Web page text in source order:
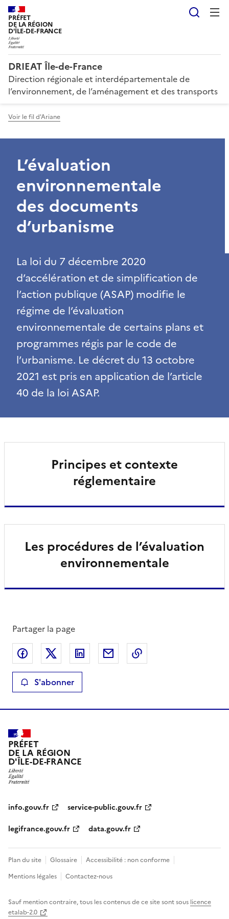
PRÉFET
DE LA RÉGION
D'ÎLE-DE-FRANCE
DRIEAT Île-de-France
Direction régionale et interdépartementale de
l’environnement, de l’aménagement et des transports
Voir le fil d'Ariane
L’évaluation
environnementale
des documents
d’urbanisme
La loi du 7 décembre 2020
d’accélération et de simplification de
l’action publique (ASAP) modifie le
régime de l’évaluation
environnementale de certains plans et
programmes régis par le code de
l’urbanisme. Le décret du 13 octobre
2021 est pris en application de l’article
40 de la loi ASAP.
Principes et contexte
réglementaire
Les procédures de l’évaluation
environnementale
Partager la page
Partager sur Facebook
Partager sur XPartager sur LinkedIn
Partager par email
S'abonner
PRÉFET
DE LA RÉGION
D'ÎLE-DE-FRANCE
info.gouv.fr
service-public.gouv.fr
legifrance.gouv.fr
data.gouv.fr
Plan du site Glossaire
Accessibilité : non conforme
Mentions légales
Contactez-nous
Sauf mention contraire, tous les contenus de ce site sont sous licence
etalab-2.0